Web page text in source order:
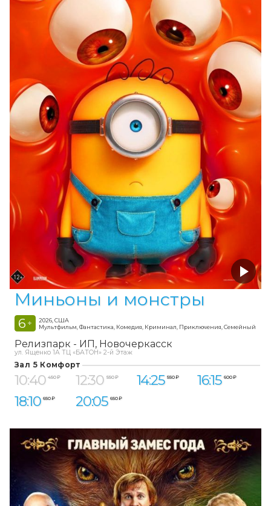
Миньоны и монстры
6 +
2026, США
Мультфильм, Фантастика, Комедия, Криминал, Приключения, Семейный
Релизпарк - ИП Новочеркасск
ул. Ященко 1А ТЦ «БАТОН» 2-й Этаж
Зал 5 Комфорт
10:40 450 ₽ 12:30 550 ₽ 14:25 550 ₽ 16:15 600 ₽
18:10 650 ₽ 20:05 650 ₽